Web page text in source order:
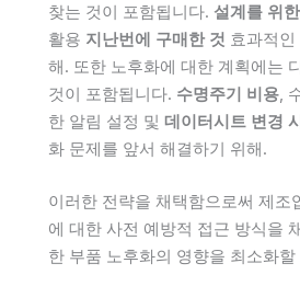
찾는 것이 포함됩니다. 설계를 위
활용 지난번에 구매한 것 효과적인
해. 또한 노후화에 대한 계획에는
것이 포함됩니다. 수명주기 비용,
한 알림 설정 및 데이터시트 변경
화 문제를 앞서 해결하기 위해.
이러한 전략을 채택함으로써 제조
에 대한 사전 예방적 접근 방식을
한 부품 노후화의 영향을 최소화